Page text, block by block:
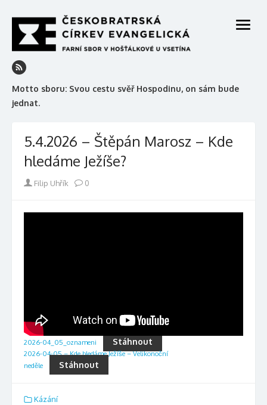
to
content
Motto sboru: Svou cestu svěř Hospodinu, on sám bude
jednat.
open
5.4.2026 – Štěpán Marosz – Kde
hledáme Ježíše?
Author
Filip Uhřík 0
2026-04_05_oznameni Stáhnout
2026-04-05 – Kde hledáme Ježíše – Velikonoční
neděle
Stáhnout
Kázání